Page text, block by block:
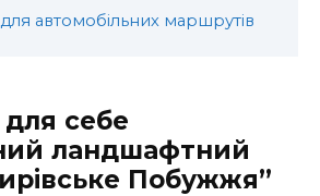
для автомобільних маршрутів
себе
ландшафтний
Побужжя”